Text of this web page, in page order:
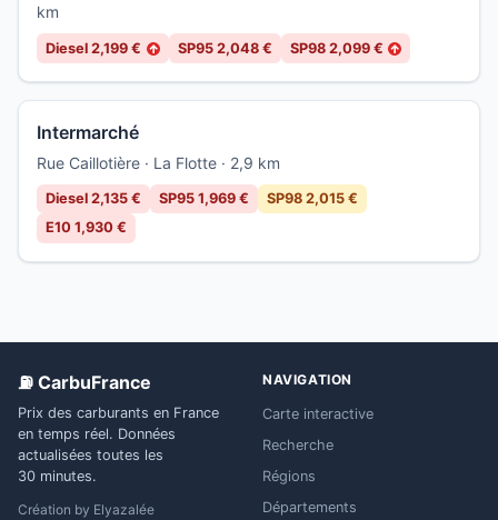
km
Diesel 2,199 € ↑ SP95 2,048 € SP98 2,099 € ↑
Intermarché
Rue Caillotière · La Flotte · 2,9 km
Diesel 2,135 € SP95 1,969 €
SP98 2,015 €
E10 1,930 €
⛽ CarbuFrance
Prix des carburants en France
en temps réel. Données
actualisées toutes les
30 minutes.
Création by Elyazalée
NAVIGATION
Carte interactive
Recherche
Régions
Départements